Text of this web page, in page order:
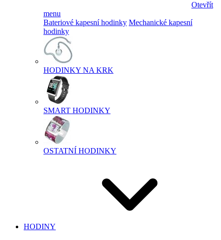
Otevřít
menu
Bateriové kapesní hodinky Mechanické kapesní
hodinky
HODINKY NA KRK
SMART HODINKY
OSTATNÍ HODINKY
HODINY